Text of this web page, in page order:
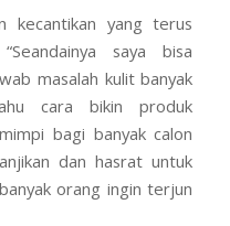
kecantikan yang terus
saya bisa
masalah kulit banyak
cara bikin produk
bagi banyak calon
dan hasrat untuk
orang ingin terjun